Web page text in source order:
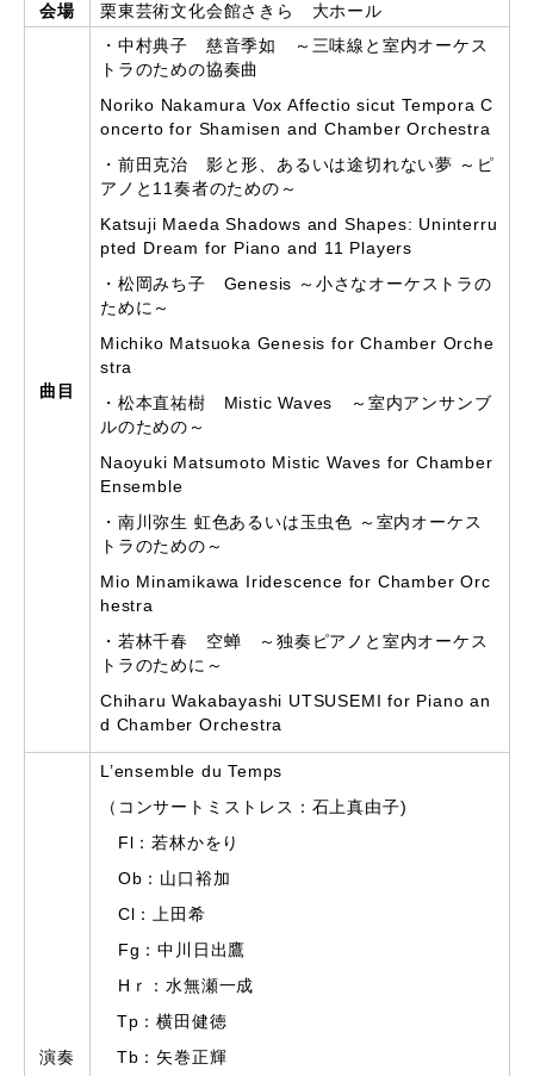
会場
栗東芸術文化会館さきら 大ホール
曲目
・中村典子 慈音季如 ～三味線と室内オーケス
トラのための協奏曲
Noriko Nakamura Vox Affectio sicut Tempora C
oncerto for Shamisen and Chamber Orchestra
・前田克治 影と形、あるいは途切れない夢 ～ピ
アノと11奏者のための～
Katsuji Maeda Shadows and Shapes: Uninterru
pted Dream for Piano and 11 Players
・松岡みち子 Genesis ～小さなオーケストラの
ために～
Michiko Matsuoka Genesis for Chamber Orche
stra
・松本直祐樹 Mistic Waves ～室内アンサンブ
ルのための～
Naoyuki Matsumoto Mistic Waves for Chamber
Ensemble
・南川弥生 虹色あるいは玉虫色 ～室内オーケス
トラのための～
Mio Minamikawa Iridescence for Chamber Orc
hestra
・若林千春 空蝉 ～独奏ピアノと室内オーケス
トラのために～
Chiharu Wakabayashi UTSUSEMI for Piano an
d Chamber Orchestra
演奏
L’ensemble du Temps
（コンサートミストレス：石上真由子)
Fl：若林かをり
Ob：山口裕加
Cl：上田希
Fg：中川日出鷹
Hｒ：水無瀬一成
Tp：横田健徳
Tb：矢巻正輝